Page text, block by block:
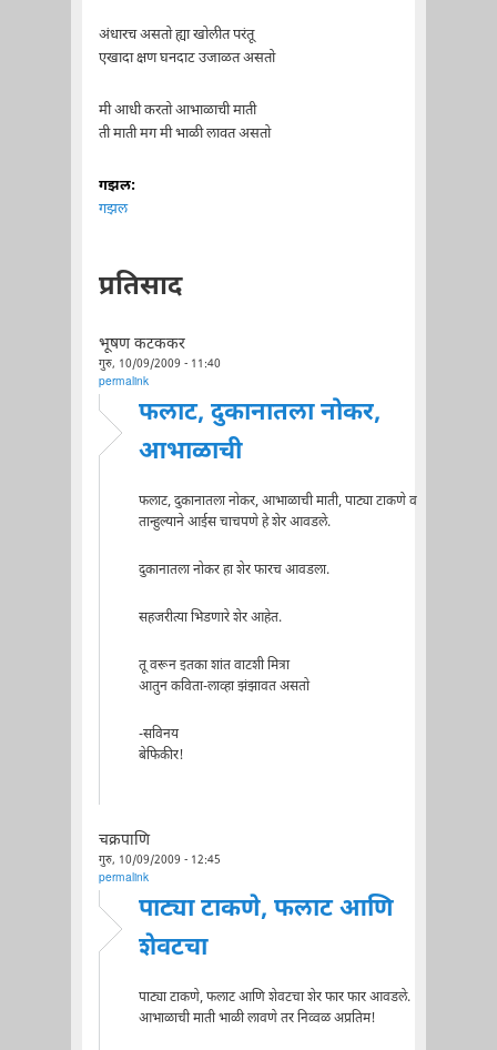
अंधारच असतो ह्या खोलीत परंतू
एखादा क्षण घनदाट उजाळत असतो
मी आधी करतो आभाळाची माती
ती माती मग मी भाळी लावत असतो
गझल:
गझल
प्रतिसाद
भूषण कटककर
गुरु, 10/09/2009 - 11:40
permalink
फलाट, दुकानातला नोकर,
आभाळाची
फलाट, दुकानातला नोकर, आभाळाची माती, पाट्या टाकणे व
तान्हुल्याने आईस चाचपणे हे शेर आवडले.
दुकानातला नोकर हा शेर फारच आवडला.
सहजरीत्या भिडणारे शेर आहेत.
तू वरून इतका शांत वाटशी मित्रा
आतुन कविता-लाव्हा झंझावत असतो
-सविनय
बेफिकीर!
चक्रपाणि
गुरु, 10/09/2009 - 12:45
permalink
पाट्या टाकणे, फलाट आणि
शेवटचा
पाट्या टाकणे, फलाट आणि शेवटचा शेर फार फार आवडले.
आभाळाची माती भाळी लावणे तर निव्वळ अप्रतिम!